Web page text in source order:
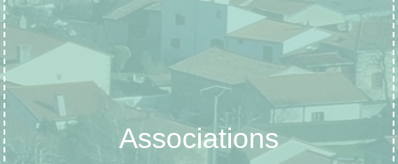
Associations